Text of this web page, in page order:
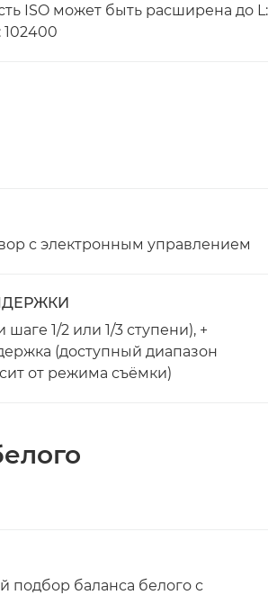
ISO может быть расширена до L:
102400
с электронным управлением
шаге 1/2 или 1/3 ступени), +
(доступный диапазон
от режима съёмки)
подбор баланса белого с